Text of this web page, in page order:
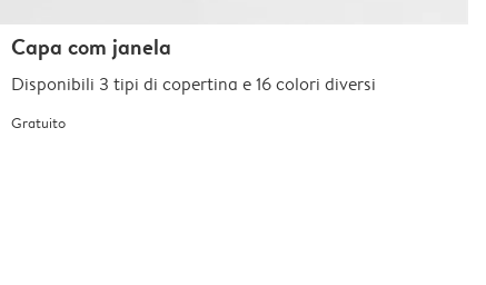
Capa com janela
Disponibili 3 tipi di copertina e 16 colori diversi
Gratuito